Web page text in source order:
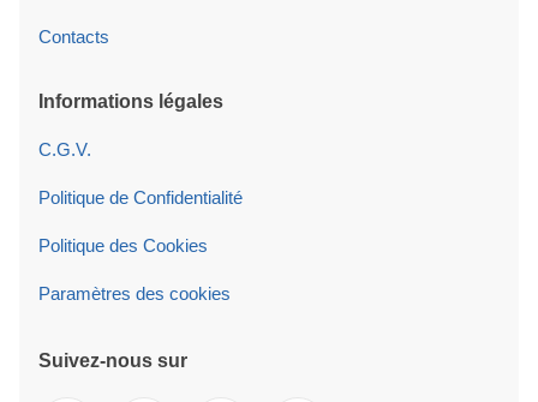
Contacts
Informations légales
C.G.V.
Politique de Confidentialité
Politique des Cookies
Paramètres des cookies
Suivez-nous sur